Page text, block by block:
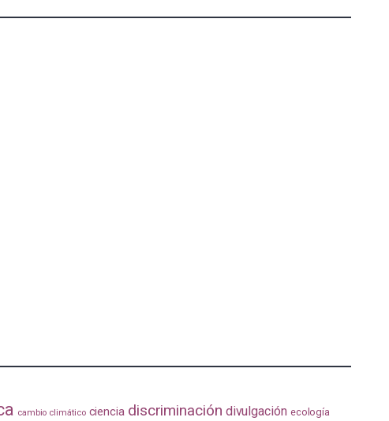
cambio climático ciencia discriminación divulgación ecología